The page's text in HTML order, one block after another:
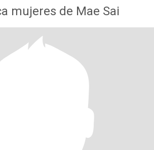
mujeres de Mae Sai